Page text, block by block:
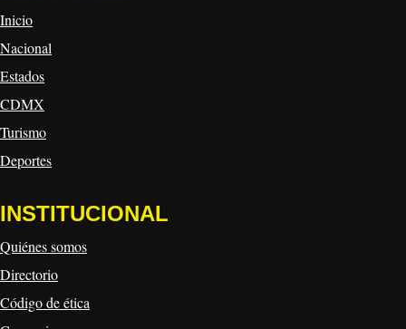
Inicio
Nacional
Estados
CDMX
Turismo
Deportes
INSTITUCIONAL
Quiénes somos
Directorio
Código de ética